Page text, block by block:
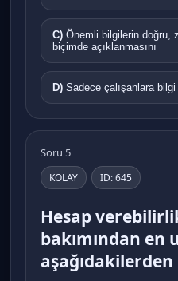
C) Önemli bilgilerin doğru,
biçimde açıklanmasını
D) Sadece çalışanlara
Soru 5
KOLAY ID: 645
Hesap
bakımından en